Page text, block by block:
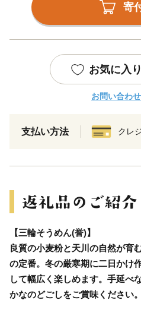
寄
お気に入
お問い合わ
支払い方法 クレ
【三輪そうめん(誉)】
良質の小麦粉と天川の自然が育
の定番。冬の厳寒期に二日かけ
して幅広く楽しめます。手延べ
かなのどごしをご賞味ください。